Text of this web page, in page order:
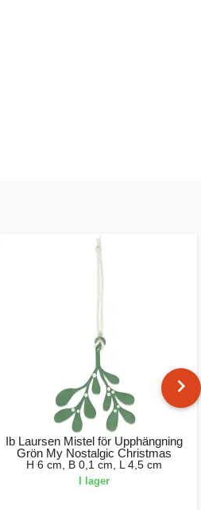
Ib Laursen Mistel för Upphängning
Grön My Nostalgic Christmas
H 6 cm, B 0,1 cm, L 4,5 cm
I lager